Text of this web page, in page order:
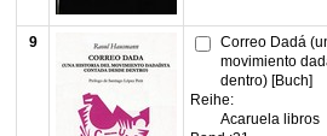
9
Correo Dadá
movimiento
dentro) [Buch]
Reihe:
Acaruela libros